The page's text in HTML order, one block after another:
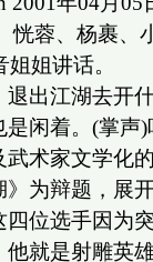
恍蓉、杨
姐讲话。
出江湖去
是闲着。(
术家文学
为辩题，展
位选手因为
他就是射